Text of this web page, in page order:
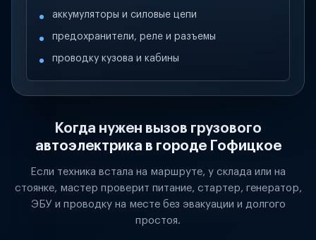
аккумуляторы и силовые цепи
предохранители, реле и разъемы
проводку кузова и кабины
Когда нужен вызов грузового
автоэлектрика в городе Гофицкое
Если техника встала на маршруте, у склада или на
стоянке, мастер проверит питание, стартер, генератор,
ЭБУ и проводку на месте без эвакуации и долгого
простоя.